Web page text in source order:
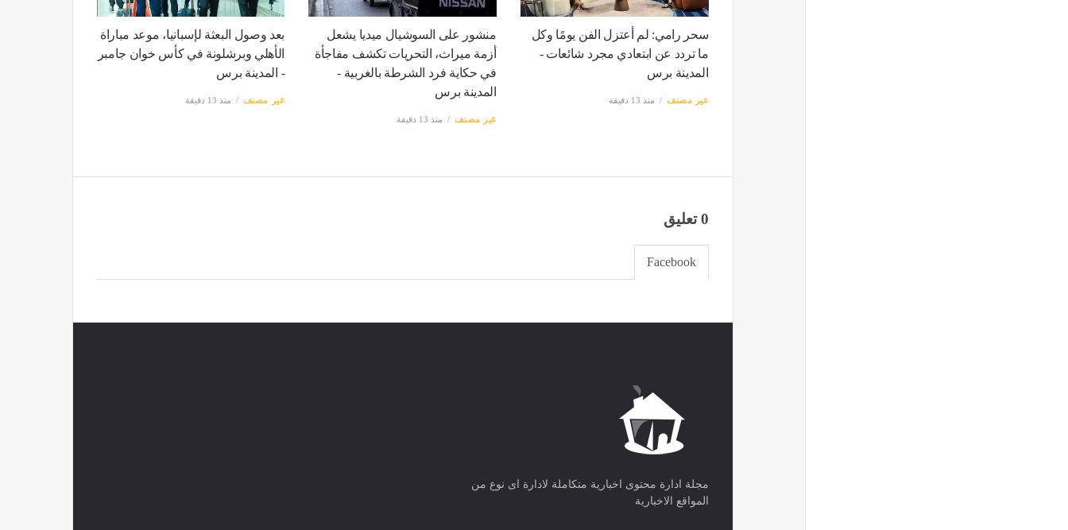
سحر رامي: لم أعتزل الفن يومًا وكل
ما تردد عن ابتعادي مجرد شائعات -
المدينة برس
غير مصنف منذ 13 دقيقة
منشور على السوشيال ميديا يشعل
أزمة ميراث، التحريات تكشف مفاجأة
في حكاية فرد الشرطة بالغربية -
المدينة برس
غير مصنف منذ 13 دقيقة
بعد وصول البعثة لإسبانيا، موعد مباراة
الأهلي وبرشلونة في كأس خوان جامبر
- المدينة برس
غير مصنف منذ 13 دقيقة
0 تعليق
Facebook
مجلة ادارة محتوى اخبارية متكاملة لادارة اى نوع من
المواقع الاخبارية